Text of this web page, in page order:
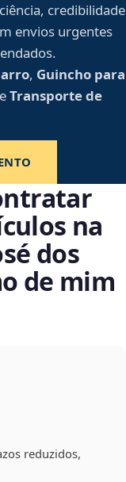
credibilidade
envios urgentes
, Guincho para
Transporte de
na
dos
de mim
reduzidos,